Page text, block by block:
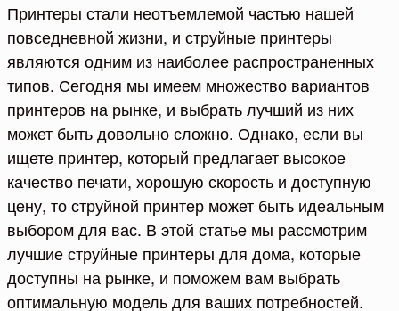
Принтеры стали неотъемлемой частью нашей
повседневной жизни, и струйные принтеры
являются одним из наиболее распространенных
типов. Сегодня мы имеем множество вариантов
принтеров на рынке, и выбрать лучший из них
может быть довольно сложно. Однако, если вы
ищете принтер, который предлагает высокое
качество печати, хорошую скорость и доступную
цену, то струйной принтер может быть идеальным
выбором для вас. В этой статье мы рассмотрим
лучшие струйные принтеры для дома, которые
доступны на рынке, и поможем вам выбрать
оптимальную модель для ваших потребностей.